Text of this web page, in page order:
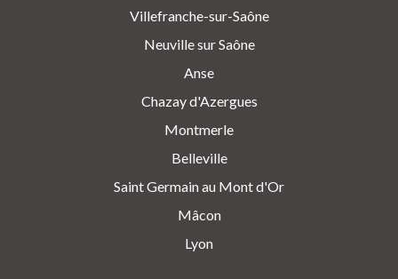
Villefranche-sur-Saône
Neuville sur Saône
Anse
Chazay d'Azergues
Montmerle
Belleville
Saint Germain au Mont d'Or
Mâcon
Lyon